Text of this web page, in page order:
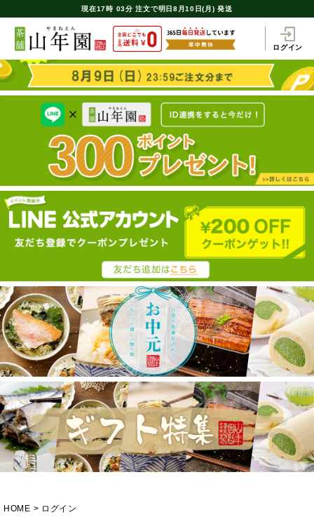
現在17時 03分 注文で明日8月10日(月) 発送
ログイン
HOME ログイン